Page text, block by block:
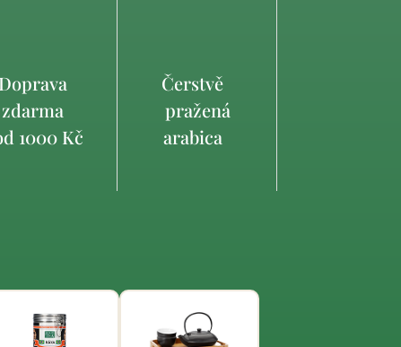
Doprava
zdarma
1000 Kč
Čerstvě
pražená
arabica